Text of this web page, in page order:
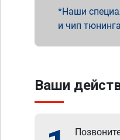
Наши
и чип
Ваши